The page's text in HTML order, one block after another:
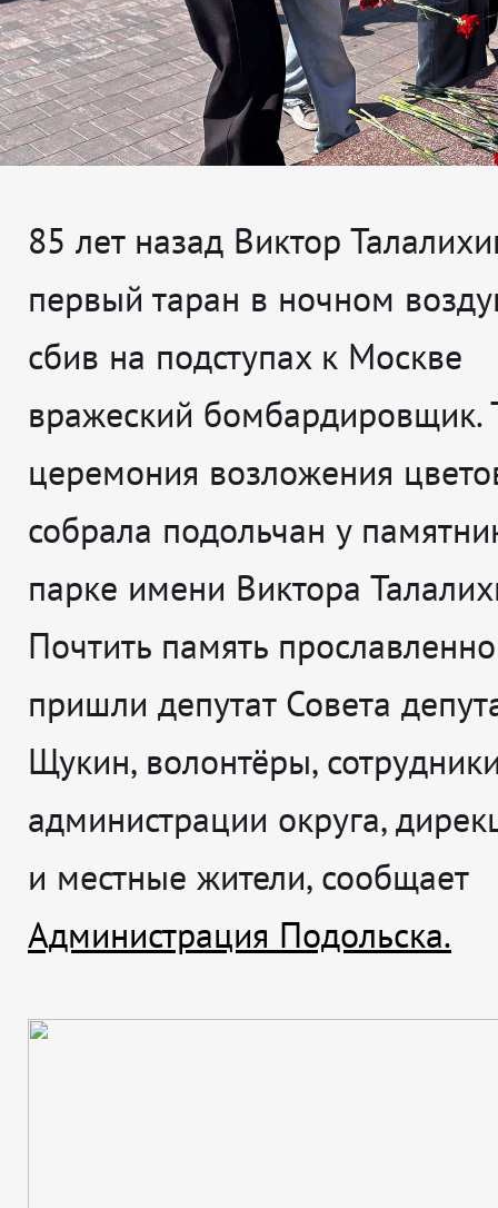
85 лет назад Виктор
первый таран в ночном
сбив на подступах к Москве
вражеский бомбардировщик.
церемония возложения
собрала подольчан у
парке имени Виктора
Почтить память
пришли депутат Совета
Щукин, волонтёры,
администрации округа,
и местные жители, сообщает
Администрация Подольска.